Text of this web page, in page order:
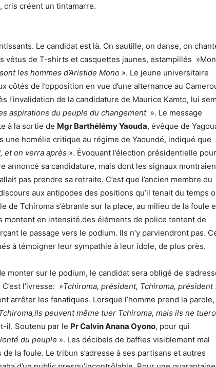
cris créent un tintamarre.
Le candidat est là. On sautille, on danse, on
vêtus de T-shirts et casquettes jaunes, estampillés »Mon
les hommes d’Aristide Mono ». Le jeune universitaire
côtés de l’opposition en vue d’une alternance au
l’invalidation de la candidature de Maurice Kamto, lui
aspirations du peuple du changement». Le message
à la sortie de Mgr Barthélémy Yaouda, évêque de
une homélie critique au régime de Yaoundé, indiqué que
et on verra après ». Évoquant l’élection présidentielle pour
annoncé sa candidature, mais dont les signaux
pas prendre sa retraite. C’est que l’ancien membre du
aux antipodes des positions qu’il tenait du temps
de Tchiroma s’ébranle sur la place, au milieu de la foule
montent en intensité.des éléments de police tentent de
le passage vers le podium. Ils n’y parviendront pas.
à témoigner leur sympathie à leur idole, de plus près.
monter sur le podium, le candidat sera obligé de
l’ivresse: »Tchiroma, président, Tchiroma, président
arrêter les fanatiques. Lorsque l’homme prend la parole,
peuvent même tuer Tchiroma, mais ils ne
il. Soutenu par le Pr Calvin Anana Oyono, pour qui
du peuple ». Les décibels de baffles visiblement mal
la foule. Le tribun s’adresse à ses partisans et autres